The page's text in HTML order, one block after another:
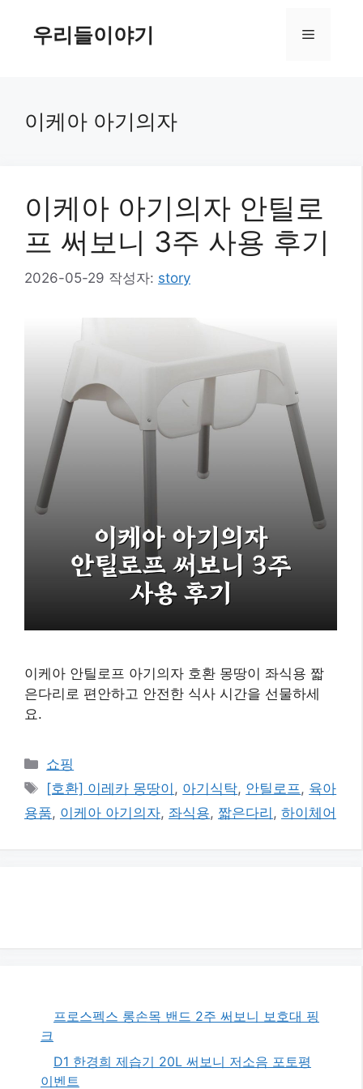
우리들이야기 메
이케아 아기의자
이케아 아기의자 안틸로
프 써보니 3주 사용 후기
2026-05-29 작성자: story
이케아 안틸로프 아기의자 호환 몽땅이 좌식용 짧
은다리로 편안하고 안전한 식사 시간을 선물하세
요.
카
테
고
리
쇼핑
태
그
[호환] 이레카 몽땅이 , 아기식탁, 안틸로프 , 육아
용품, 이케아 아기의자, 좌식용, 짧은다리 , 하이체어
프로스펙스 롱손목 밴드 2주 써보니 보호대 핑
크
D1 한경희 제습기 20L 써보니 저소음 포토평
이벤트